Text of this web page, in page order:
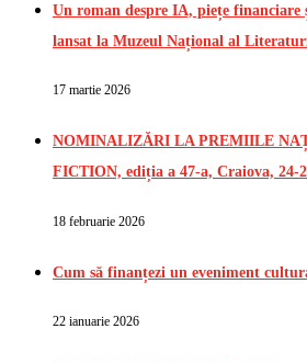
Un roman despre IA, piețe
lansat la Muzeul Național al
17 martie 2026
NOMINALIZĂRI LA PREMIILE
FICTION, ediția a 47-a, Craiova, 24-
18 februarie 2026
Cum să finanțezi un eveniment
22 ianuarie 2026